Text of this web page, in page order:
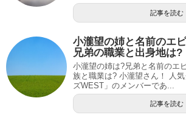
記事を読む
小瀧望の姉と名前のエ
兄弟の職業と出身地は
小瀧望の姉は?兄弟と名前のエ
族と職業は? 小瀧望さん！ 人
ズWEST」のメンバーであ...
記事を読む